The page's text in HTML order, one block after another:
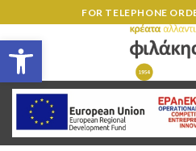
Open toolbar
to
content
FOR TELEPHONE